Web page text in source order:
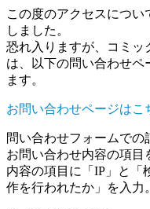
この度のアクセスにつ
しました。
恐れ入りますが、コミッ
は、以下の問い合わせペ
ます。
お問い合わせページはこ
問い合わせフォームでの
お問い合わせ内容の項目
内容の項目に「IP」と「
作を行われたか」を入力。